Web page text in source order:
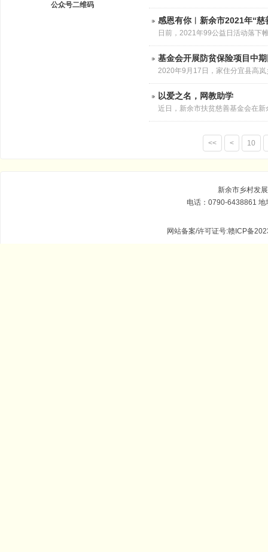
公众号二维码
工作有关事项公告如下：
感恩有你︱新余市2021年“
基金会开展防贫保险项目中
2020年9月17日，家住分宜县高
在丧失了劳动能力。出院后还需长
以爱之名，网教助学
近日，新余市扶贫慈善基金会在
电脑和一年期英语网教账号，用
<< < 10
新余市乡村发
电话：0790-6438861 地
网站备案/许可证号:赣ICP备